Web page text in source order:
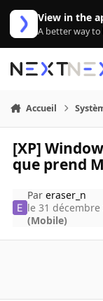
Aller au contenu
View in the
A better way
Accueil
[XP]
que prend
Pareraser_n
le 31 décembre
(Mobile)